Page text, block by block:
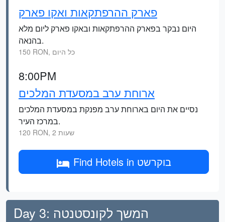
פארק ההרפתקאות ואקו פארק
היום נבקר בפארק ההרפתקאות ובאקו פארק ליום מלא
בהנאה.
150 RON, כל היום
8:00PM
ארוחת ערב במסעדת המלכים
נסיים את היום בארוחת ערב מפנקת במסעדת המלכים
במרכז העיר.
120 RON, 2 שעות
Find Hotels in בוקרשט
Day 3: המשך לקונסטנטה